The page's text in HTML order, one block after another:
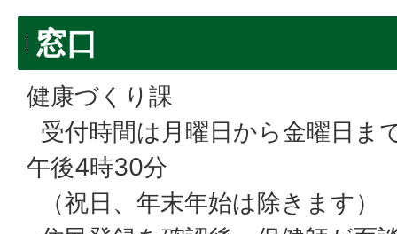
窓口
健康づくり課
受付時間は月曜日から金曜日ま
午後4時30分
（祝日、年末年始は除きます）